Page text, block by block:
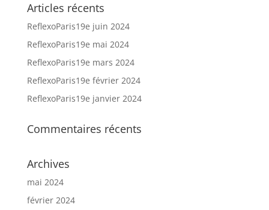
Articles récents
ReflexoParis19e juin 2024
ReflexoParis19e mai 2024
ReflexoParis19e mars 2024
ReflexoParis19e février 2024
ReflexoParis19e janvier 2024
Commentaires récents
Archives
mai 2024
février 2024